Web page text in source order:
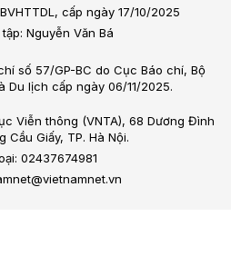
cấp ngày 17/10/2025
Nguyễn Văn Bá
số 57/GP-BC do Cục Báo chí, Bộ
Du lịch cấp ngày 06/11/2025.
Viễn thông (VNTA), 68 Dương Đình
Cầu Giấy, TP. Hà Nội.
02437674981